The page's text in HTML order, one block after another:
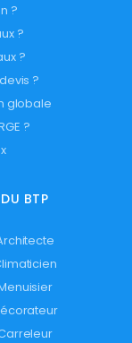
?
?
?
?
globale
?
BTP